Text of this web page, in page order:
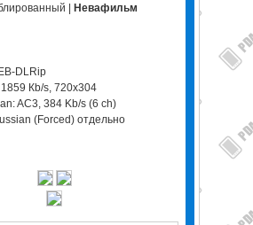
| Невафильм
DLRip
Кb/s, 720x304
AC3, 384 Kb/s (6 ch)
(Forced) отдельно